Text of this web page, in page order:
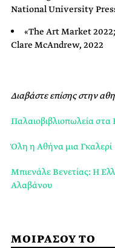
National University
«The Art Market
Clare McAndrew, 2022
Διαβάστε επίσης στην
Παλαιοβιβλιοπωλεία
Όλη η Αθήνα μια Γκαλερί
Μπιενάλε Βενετίας: Η
Αλαβάνου
ΜΟΙΡΑΣΟΥ ΤΟ